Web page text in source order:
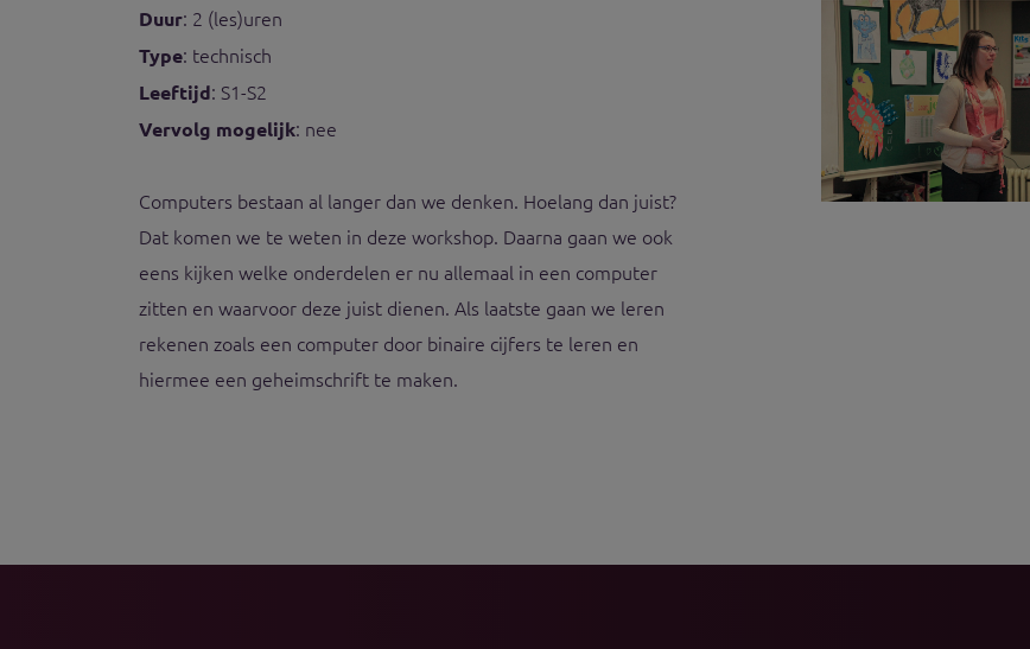
Duur: 2 (les)uren
Type: technisch
Leeftijd: S1-S2
Vervolg mogelijk: nee
Computers bestaan al langer dan we denken. Hoelang dan juist?
Dat komen we te weten in deze workshop. Daarna gaan we ook
eens kijken welke onderdelen er nu allemaal in een computer
zitten en waarvoor deze juist dienen. Als laatste gaan we leren
rekenen zoals een computer door binaire cijfers te leren en
hiermee een geheimschrift te maken.